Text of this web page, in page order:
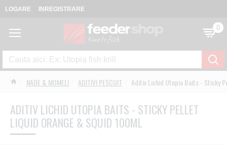
LOGARE INREGISTRARE
0
NADE & MOMELI ADITIVI PESCUIT Aditiv Lichid Utopia Baits - Sticky
ADITIV LICHID UTOPIA BAITS - STICKY PELLET
LIQUID ORANGE & SQUID 100ML